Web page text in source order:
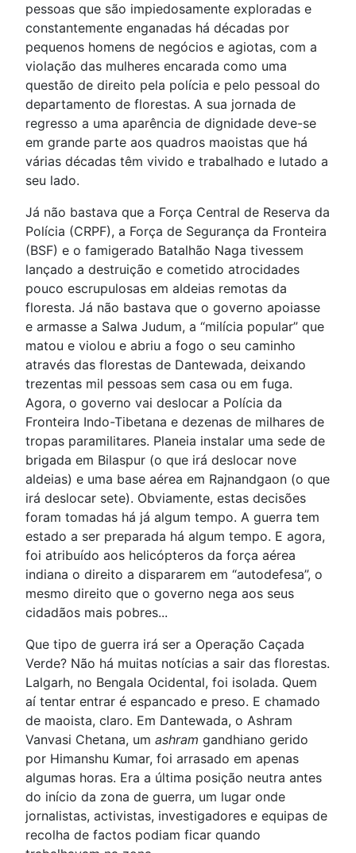
pessoas que são impiedosamente exploradas e
constantemente enganadas há décadas por
pequenos homens de negócios e agiotas, com a
violação das mulheres encarada como uma
questão de direito pela polícia e pelo pessoal do
departamento de florestas. A sua jornada de
regresso a uma aparência de dignidade deve-se
em grande parte aos quadros maoistas que há
várias décadas têm vivido e trabalhado e lutado a
seu lado.
Já não bastava que a Força Central de Reserva da
Polícia (CRPF), a Força de Segurança da Fronteira
(BSF) e o famigerado Batalhão Naga tivessem
lançado a destruição e cometido atrocidades
pouco escrupulosas em aldeias remotas da
floresta. Já não bastava que o governo apoiasse
e armasse a Salwa Judum, a “milícia popular” que
matou e violou e abriu a fogo o seu caminho
através das florestas de Dantewada, deixando
trezentas mil pessoas sem casa ou em fuga.
Agora, o governo vai deslocar a Polícia da
Fronteira Indo-Tibetana e dezenas de milhares de
tropas paramilitares. Planeia instalar uma sede de
brigada em Bilaspur (o que irá deslocar nove
aldeias) e uma base aérea em Rajnandgaon (o que
irá deslocar sete). Obviamente, estas decisões
foram tomadas há já algum tempo. A guerra tem
estado a ser preparada há algum tempo. E agora,
foi atribuído aos helicópteros da força aérea
indiana o direito a dispararem em “autodefesa”, o
mesmo direito que o governo nega aos seus
cidadãos mais pobres...
Que tipo de guerra irá ser a Operação Caçada
Verde? Não há muitas notícias a sair das florestas.
Lalgarh, no Bengala Ocidental, foi isolada. Quem
aí tentar entrar é espancado e preso. E chamado
de maoista, claro. Em Dantewada, o Ashram
Vanvasi Chetana, um ashram gandhiano gerido
por Himanshu Kumar, foi arrasado em apenas
algumas horas. Era a última posição neutra antes
do início da zona de guerra, um lugar onde
jornalistas, activistas, investigadores e equipas de
recolha de factos podiam ficar quando